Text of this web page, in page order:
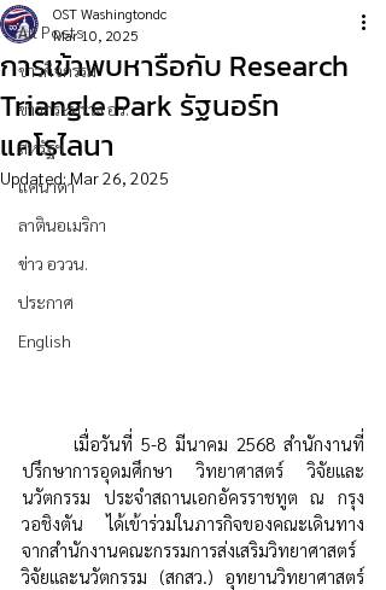
All Posts
ข่าวกิจกรรม
ข่าวกระทรวง อว.
สหรัฐฯ
แคนาดา
ลาตินอเมริกา
ข่าว อววน.
ประกาศ
English
การเข้าพบหารือกับ Research
Triangle Park รัฐนอร์ท
แคโรไลนา
OST Washingtondc
Mar 10, 2025
Updated: Mar 26, 2025
	เมื่อวันที่ 5-8 มีนาคม 2568 สำนักงาน
ที่
ปรึกษาการอุดมศึกษา วิทยาศาสตร์ วิจัยและ
นวัตกรรม ประจำสถานเอกอัครราชทูต ณ กรุง
วอชิงตัน ได้เข้าร่วมในภารกิจของคณะเดินทาง
จากสำนักงานคณะกรรมการส่งเสริมวิทยาศาสตร์
วิจัยและนวัตกรรม (สกสว.) อุทยานวิทยาศาสตร์